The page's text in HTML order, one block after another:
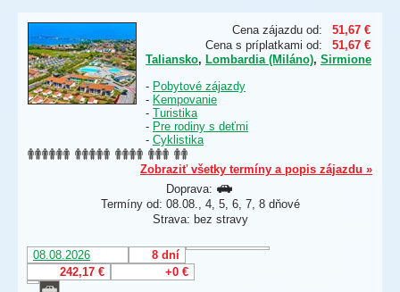
Cena zájazdu od:
51,67 €
Cena s príplatkami od:
51,67 €
Taliansko, Lombardia (Miláno), Sirmione
- Pobytové zájazdy
- Kempovanie
- Turistika
- Pre rodiny s deťmi
- Cyklistika
Zobraziť všetky termíny a popis zájazdu »
Doprava:
Termíny od: 08.08., 4, 5, 6, 7, 8 dňové
Strava: bez stravy
08.08.2026
8 dní
242,17 €
+0 €